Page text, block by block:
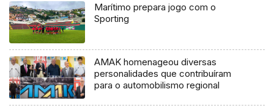
Marítimo prepara jogo com o
Sporting
AMAK homenageou diversas
personalidades que contribuíram
para o automobilismo regional